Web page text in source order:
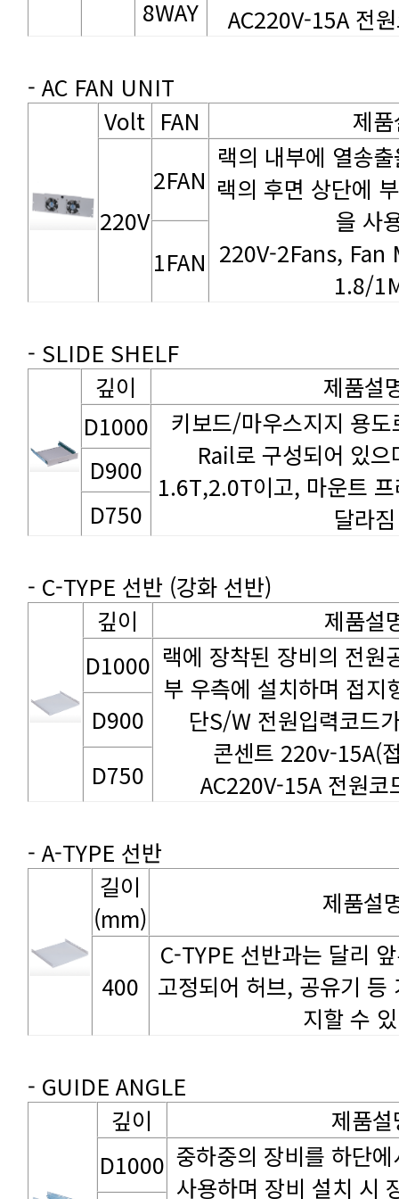
AC220V-15A 전
8WAY
- AC FAN UNIT
Volt FAN 제
220V
2FAN
을 사
1.8/
1FAN
- SLIDE SHELF
깊이
제품설
D1000
달라짐
D900
D750
- C-TYPE 선반 (강화 선반)
깊이
제품설
D1000
단S/W 전원입력코드
콘센트 220v-15A(
AC220V-15A 전원
D900
D750
- A-TYPE 선반
(mm) 제품설
400
지할 수
- GUIDE ANGLE
깊이
제품
D1000